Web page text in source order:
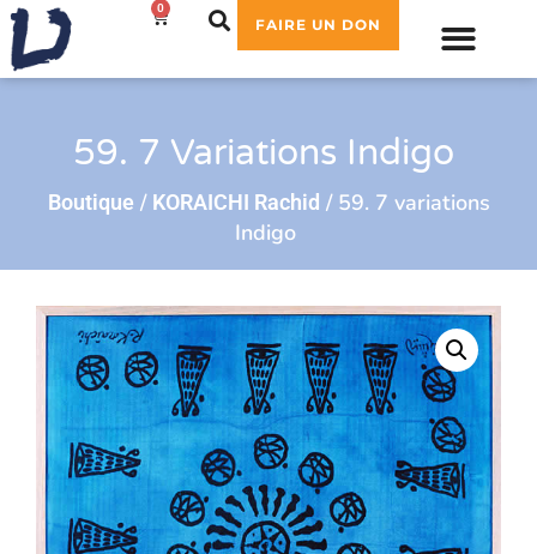
€ 0
FAIRE UN DON
59. 7 Variations Indigo
Boutique / KORAICHI Rachid / 59. 7 variations
Indigo